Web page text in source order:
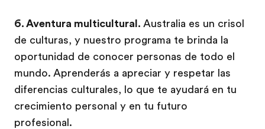
6. Aventura multicultural. Australia es un crisol
de culturas, y nuestro programa te brinda la
oportunidad de conocer personas de todo el
mundo. Aprenderás a apreciar y respetar las
diferencias culturales, lo que te ayudará en tu
crecimiento personal y en tu futuro
profesional.